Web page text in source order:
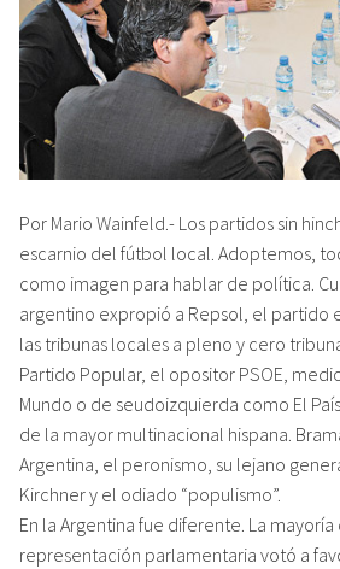
Por Mario Wainfeld.- Los partidos sin
escarnio del fútbol local. Adoptemos,
como imagen para hablar de política.
argentino expropió a Repsol, el partido
las tribunas locales a pleno y cero
Partido Popular, el opositor PSOE,
Mundo o de seudoizquierda como El
de la mayor multinacional hispana.
Argentina, el peronismo, su lejano
Kirchner y el odiado “populismo”.
En la Argentina fue diferente. La
representación parlamentaria votó a